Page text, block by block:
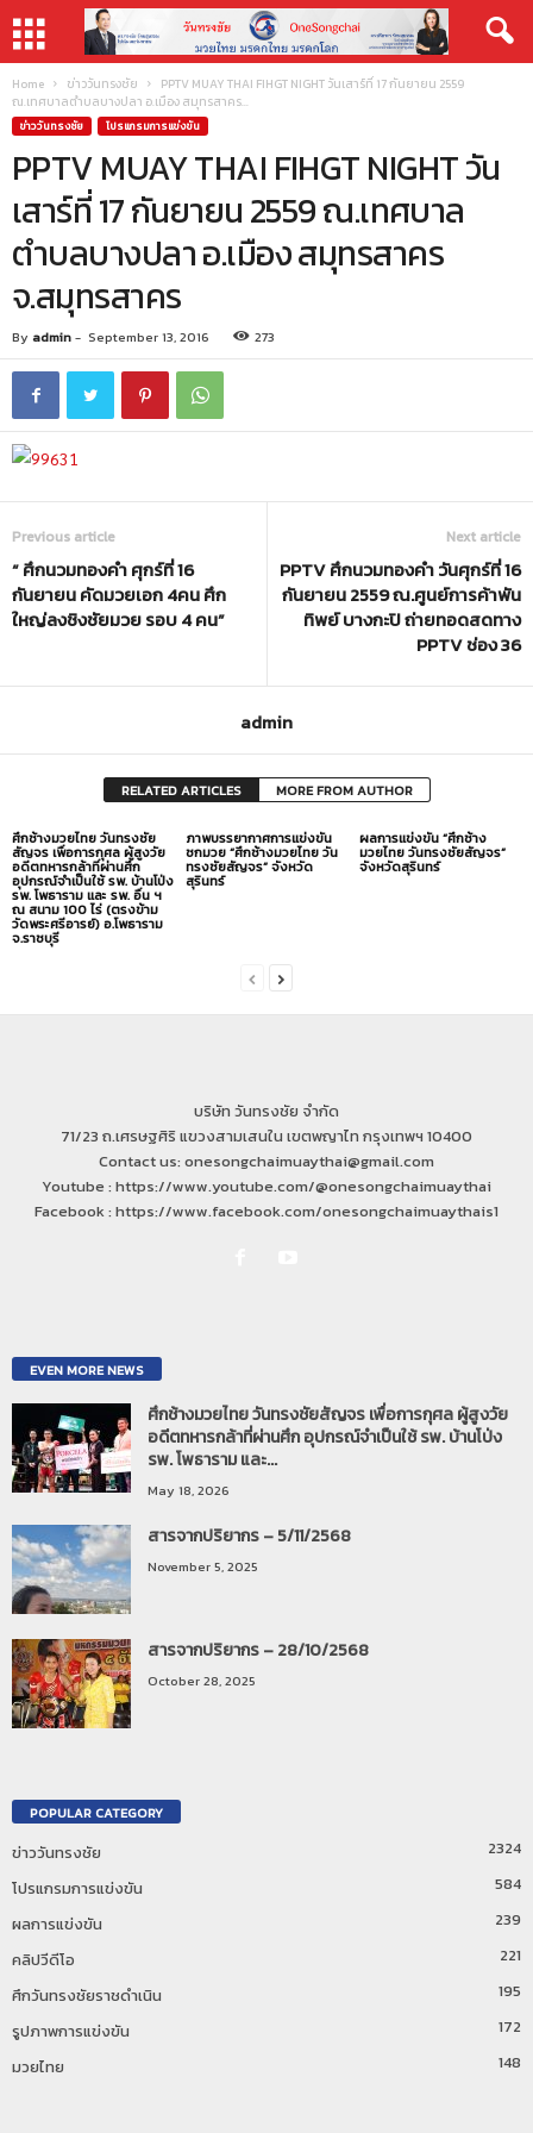
Home ข่าววันทรงชัย
PPTV MUAY THAI FIHGT NIGHT วันเสาร์ที่ 17 กันยายน 2559
ณ.เทศบาลตำบลบางปลา อ.เมือง สมุทรสาคร...
ข่าววันทรงชัย โปรแกรมการแข่งขัน
PPTV MUAY THAI FIHGT NIGHT วัน
เสาร์ที่ 17 กันยายน 2559 ณ.เทศบาล
ตำบลบางปลา อ.เมือง สมุทรสาคร
จ.สมุทรสาคร
By admin- September 13, 2016 273
Previous article
“ ศึกนวมทองคำ ศุกร์ที่ 16
กันยายน คัดมวยเอก 4คน ศึก
ใหญ่ลงชิงชัยมวย รอบ 4 คน”
Next article
PPTV ศึกนวมทองคำ วันศุกร์ที่ 16
กันยายน 2559 ณ.ศูนย์การค้าพัน
ทิพย์ บางกะปิ ถ่ายทอดสดทาง
PPTV ช่อง 36
admin
RELATED ARTICLES MORE FROM AUTHOR
ศึกช้างมวยไทย วันทรงชัย
สัญจร เพื่อการกุศล ผู้สูงวัย
อดีตทหารกล้าที่ผ่านศึก
อุปกรณ์จำเป็นใช้ รพ. บ้านโป่ง
รพ. โพธาราม และ รพ. อื่น ฯ
ณ สนาม 100 ไร่ (ตรงข้าม
วัดพระศรีอารย์) อ.โพธาราม
จ.ราชบุรี
ภาพบรรยากาศการแข่งขัน
ชกมวย “ศึกช้างมวยไทย วัน
ทรงชัยสัญจร” จังหวัด
สุรินทร์
ผลการแข่งขัน “ศึกช้าง
มวยไทย วันทรงชัยสัญจร”
จังหวัดสุรินทร์
บริษัท วันทรงชัย จำกัด
71/23 ถ.เศรษฐศิริ แขวงสามเสนใน เขตพญาไท กรุงเทพฯ 10400
Contact us: onesongchaimuaythai@gmail.com
Youtube : https://www.youtube.com/@onesongchaimuaythai
Facebook : https://www.facebook.com/onesongchaimuaythais1
EVEN MORE NEWS
ศึกช้างมวยไทย วันทรงชัยสัญจร เพื่อการกุศล ผู้สูงวัย
อดีตทหารกล้าที่ผ่านศึก อุปกรณ์จำเป็นใช้ รพ. บ้านโป่ง
รพ. โพธาราม และ...
May 18, 2026
สารจากปริยากร – 5/11/2568
November 5, 2025
สารจากปริยากร – 28/10/2568
October 28, 2025
POPULAR CATEGORY
ข่าววันทรงชัย
2324
โปรแกรมการแข่งขัน
584
ผลการแข่งขัน
239
คลิปวีดีโอ
221
ศึกวันทรงชัยราชดำเนิน
195
รูปภาพการแข่งขัน
172
มวยไทย
148